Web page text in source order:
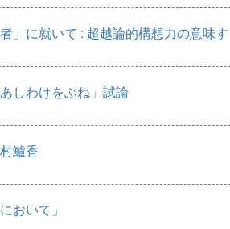
」に就いて : 超越論的構想力の意味
しわけをぶね」試論
鱸香
おいて」